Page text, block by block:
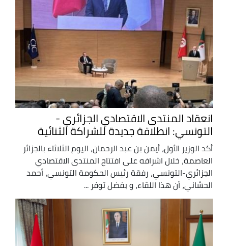
انعقاد المنتدى الاقتصادي الجزائري -
التونسي: انطلاقة جديدة للشراكة الثنائية
أكد الوزير الأول، أيمن بن عبد الرحمان، اليوم الثلاثاء بالجزائر
العاصمة، خلال اشرافه على افتتاح المنتدى الاقتصادي
الجزائري-التونسي، رفقة رئيس الحكومة التونسي، أحمد
الحشاني، أن هذا اللقاء، و بفضل توفر ...